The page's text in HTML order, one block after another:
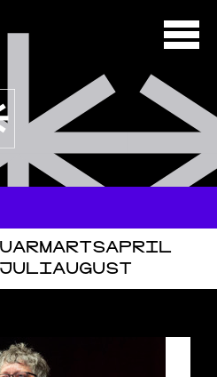
MARTSAPRIL
JULIAUGUST